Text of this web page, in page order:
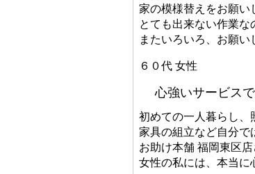
家の模様替えをお願い
とても出来ない作業な
またいろいろ、お願い
６０代 女性
心強いサービスで
初めての一人暮らし、
家具の組立など自分で
お助け本舗 福岡東区店
女性の私には、本当に